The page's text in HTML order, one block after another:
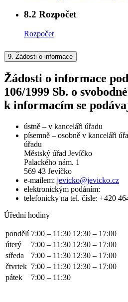
8.2 Rozpočet
Rozpočet
9. Žádosti o informace
Žádosti o informace
106/1999 Sb. o
k informacím se
ústně – v kanceláři úřadu
písemně – osobně v kanceláři
úřadu
Městský úřad Jevíčko
Palackého nám. 1
569 43 Jevíčko
e-mailem: jevicko@jevicko.cz
elektronickým podáním:
telefonicky na tel. čísle: +420
Úřední hodiny
pondělí 7:00 – 11:30 12:30 – 17:00
úterý
7:00 – 11:30 12:30 – 17:00
středa
7:00 – 11:30 12:30 – 17:00
čtvrtek 7:00 – 11:30 12:30 – 17:00
pátek
7:00 – 11:30